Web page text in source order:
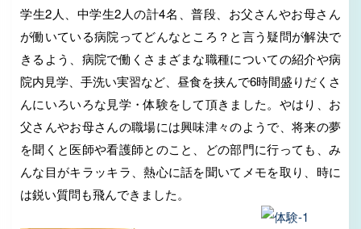
学生2人、中学生2人の計4名、普段、お父さんやお母さん
が働いている病院ってどんなところ？と言う疑問が解決で
きるよう、病院で働くさまざまな職種についての紹介や病
院内見学、手洗い実習など、昼食を挟んで6時間盛りだくさ
んにいろいろな見学・体験をして頂きました。やはり、お
父さんやお母さんの職場には興味津々のようで、将来の夢
を聞くと医師や看護師とのこと、どの部門に行っても、み
んな目がキラッキラ、熱心に話を聞いてメモを取り、時に
は鋭い質問も飛んできました。